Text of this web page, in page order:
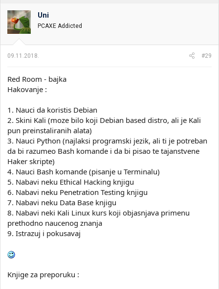
Uni
PCAXE Addicted
09.11.2018. #29
Red Room - bajka
Hakovanje :
1. Nauci da koristis Debian
2. Skini Kali (moze bilo koji Debian based distro, ali je Kali
pun preinstaliranih alata)
3. Nauci Python (najlaksi programski jezik, ali ti je potreban
da bi razumeo Bash komande i da bi pisao te tajanstvene
Haker skripte)
4. Nauci Bash komande (pisanje u Terminalu)
5. Nabavi neku Ethical Hacking knjigu
6. Nabavi neku Penetration Testing knjigu
7. Nabavi neku Data Base knjigu
8. Nabavi neki Kali Linux kurs koji objasnjava primenu
prethodno naucenog znanja
9. Istrazuj i pokusavaj
Knjige za preporuku :